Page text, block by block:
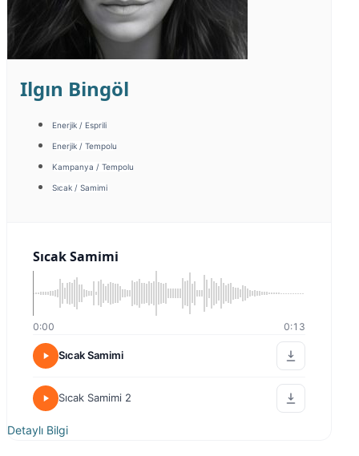
Ilgın Bingöl
Enerjik / Esprili
Enerjik / Tempolu
Kampanya / Tempolu
Sıcak / Samimi
Sıcak Samimi
0:00 0:13
Sıcak Samimi
Sıcak Samimi 2
Detaylı Bilgi